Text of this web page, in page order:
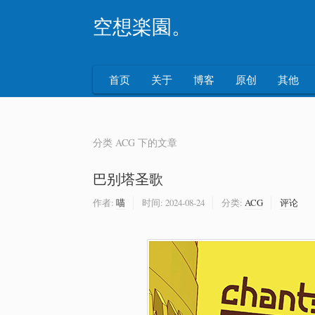
空想楽園。
首页 关于 博客 原创 其他
分类 ACG 下的文章
巴别塔圣歌
作者: 喵 时间: 2024-08-24 分类: ACG 评论